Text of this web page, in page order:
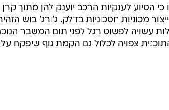
הסיוע לענקיות הרכב יוענק להן מתוך קרן
מכוניות חסכוניות בדלק. ג'ורג' בוש
עשויה לפשוט רגל לפני תום המשבר
צפויה לכלול גם הקמת גוף שיפקח על